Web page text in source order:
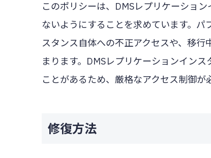
このポリシーは、DMSレプリケーショ
ないようにすることを求めています。
スタンス自体への不正アクセスや、移
まります。DMSレプリケーションイン
ことがあるため、厳格なアクセス制御が
修復方法